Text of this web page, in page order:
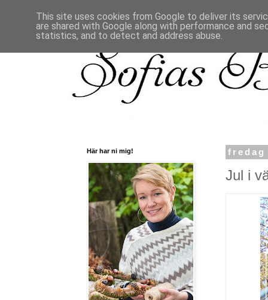
fredag
Jul i
Här har ni mig!
This site uses cookies from Google to deliver its
are shared with Google along with performance and
statistics, and to detect and address abuse.